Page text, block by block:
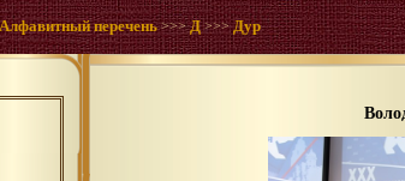
Алфавитный перечень >>>Д >>>Дур